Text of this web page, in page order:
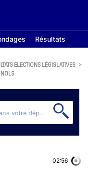
Résultats
ELECTIONS LÉGISLATIVES >
02:56